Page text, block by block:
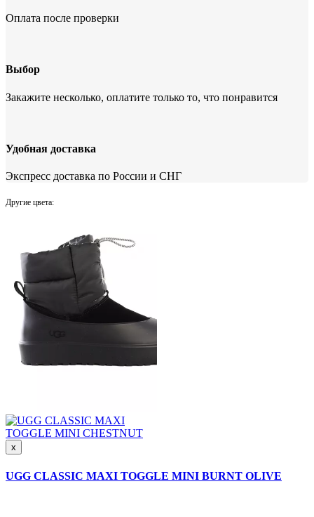
Оплата после проверки
Выбор
Закажите несколько, оплатите только то, что понравится
Удобная доставка
Экспресс доставка по России и СНГ
Другие цвета:
x
UGG CLASSIC MAXI TOGGLE MINI BURNT OLIVE